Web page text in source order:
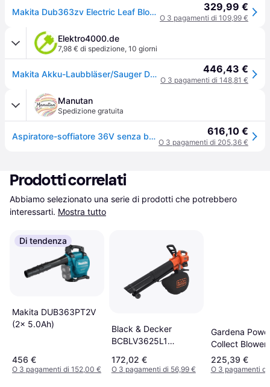
Makita Dub363zv Electric Leaf Blower Argento One Size / EU Plug 220V 329,99 €
O 3 pagamenti di 109,99 €
Elektro4000.de
7,98 € di spedizione, 10 giorni
Makita Akku-Laubbläser/Sauger DUB363ZV 446,43 €
O 3 pagamenti di 148,81 €
Manutan
Spedizione gratuita
Aspiratore-soffiatore 36V senza batteria DUB363ZV - Makita, 616,10 €
O 3 pagamenti di 205,36 €
Prodotti correlati
Abbiamo selezionato una serie di prodotti che potrebbero
interessarti. Mostra tutto
Di tendenza
Makita DUB363PT2V
(2x 5.0Ah)
456 €
O 3 pagamenti di 152,00 €
Black & Decker
BCBLV3625L1
172,02 €
O 3 pagamenti di 56,99 €
Gardena
Collect Blower
Vacuum
225,39 €
O 3 pagamenti di